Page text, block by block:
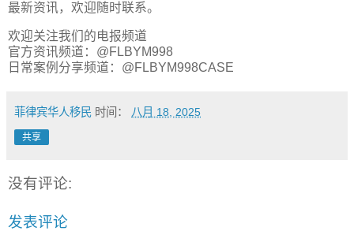
最新资讯，欢迎随时联系。
欢迎关注我们的电报频道
官方资讯频道：@FLBYM998
日常案例分享频道：@FLBYM998CASE
菲律宾华人移民 时间： 八月 18, 2025
共享
没有评论:
发表评论